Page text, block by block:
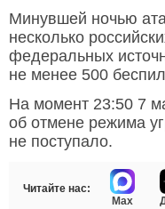
Минувшей ночью
несколько
федеральных
не менее 500
На момент 23:50 7
об отмене режима
не поступало.
Читайте нас:
Max